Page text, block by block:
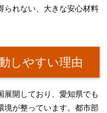
られない、大きな安心材料
しやすい理由
展開しており、愛知県でも
境が整っています。都市部